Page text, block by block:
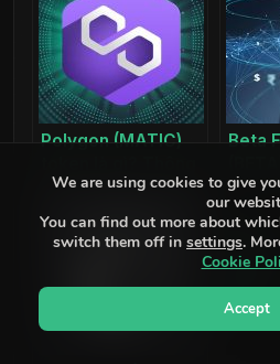
Polygon (MATIC)
tin dự án MATIC
Beta
BETA
We are using cookies to give
our
You can find out more about
switch them off in settings.
Cookie
Accept